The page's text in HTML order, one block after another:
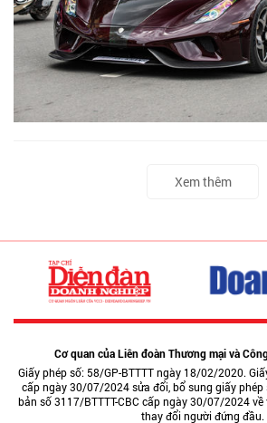
Xem thêm
Cơ quan của Liên đoàn Thương mại và
Giấy phép số: 58/GP-BTTTT ngày 18/02/2020.
cấp ngày 30/07/2024 sửa đổi, bổ sung giấy phép
bản số 3117/BTTTT-CBC cấp ngày 30/07/2024 về
thay đổi người đứng đầu.